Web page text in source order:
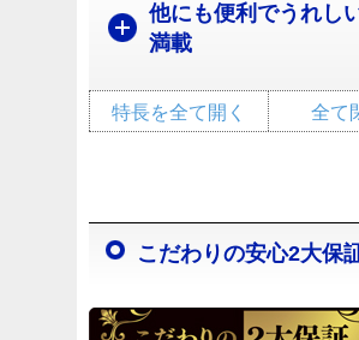
他にも便利でうれし
満載
全て
特長を全て開く
こだわりの安心2大保